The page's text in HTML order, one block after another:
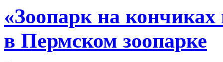
«Зоопарк на
в Пермском зоопарке